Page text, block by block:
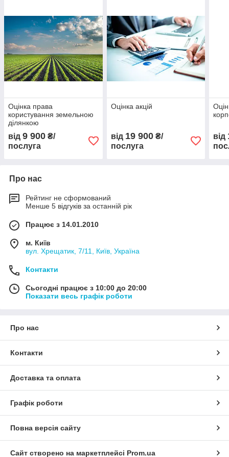
Оцінка права
користування земельною
ділянкою
від 9 900 ₴/
послуга
Оцінка акцій
від 19 900₴/
послуга
від
Про нас
Рейтинг не сформований
Менше 5 відгуків за останній рік
Працює з 14.01.2010
м. Київ
вул. Хрещатик, 7/11, Київ, Україна
Контакти
Сьогодні працює з 10:00 до 20:00
Показати весь графік роботи
Про нас
Контакти
Доставка та оплата
Графік роботи
Повна версія сайту
Сайт створено на маркетплейсі Prom.ua